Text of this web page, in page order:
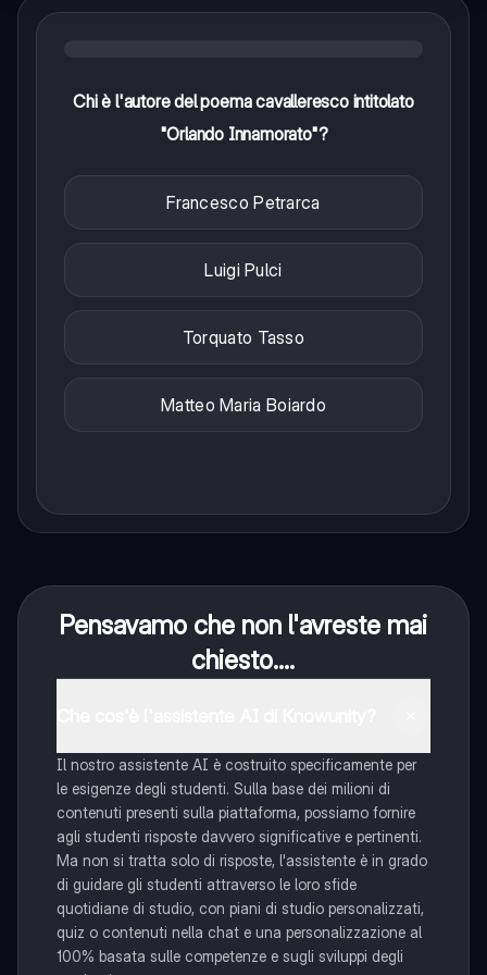
Chi è l'autore del poema cavalleresco intitolato
"Orlando Innamorato"?
Francesco Petrarca
Luigi Pulci
Torquato Tasso
Matteo Maria Boiardo
Pensavamo che non l'avreste mai
chiesto....
Il nostro assistente AI è costruito specificamente per
le esigenze degli studenti. Sulla base dei milioni di
contenuti presenti sulla piattaforma, possiamo fornire
agli studenti risposte davvero significative e pertinenti.
Ma non si tratta solo di risposte, l'assistente è in grado
di guidare gli studenti attraverso le loro sfide
quotidiane di studio, con piani di studio personalizzati,
quiz o contenuti nella chat e una personalizzazione al
100% basata sulle competenze e sugli sviluppi degli